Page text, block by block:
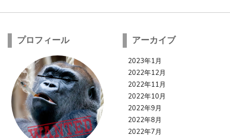
プロフィール アーカイブ
2023年1月
2022年12月
2022年11月
2022年10月
2022年9月
2022年8月
2022年7月